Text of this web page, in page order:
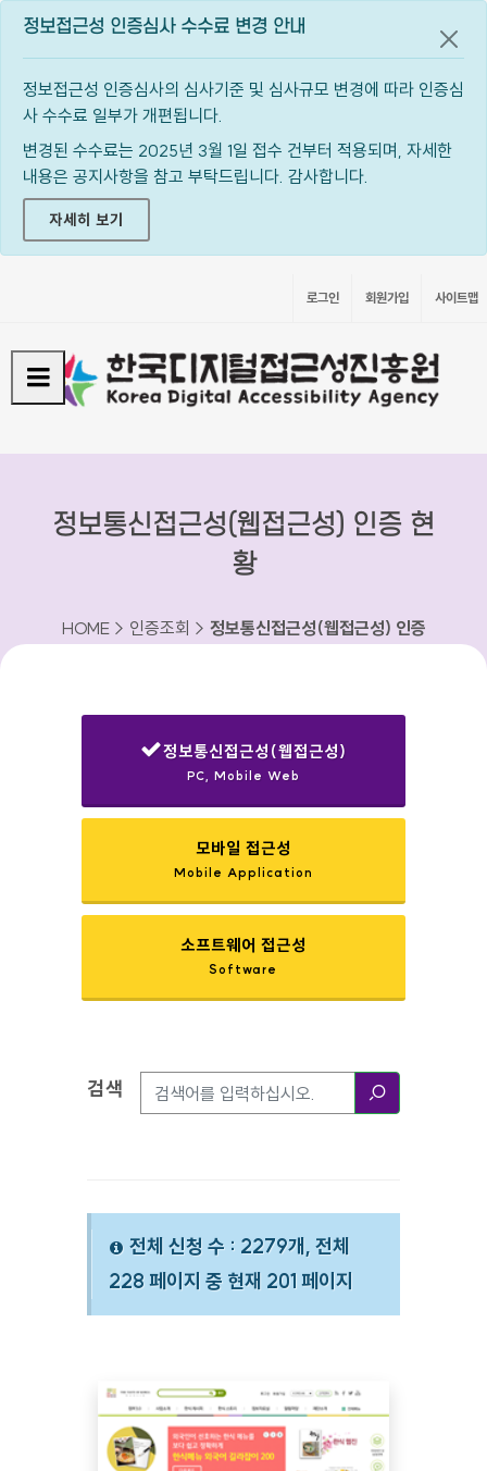
정보접근성 인증심사 수수료 변경 안내
정보접근성 인증심사의 심사기준 및 심사규모 변경에 따라 인증심
사 수수료 일부가 개편됩니다.
변경된 수수료는 2025년 3월 1일 접수 건부터 적용되며, 자세한
내용은 공지사항을 참고 부탁드립니다. 감사합니다.
자세히 보기
공지
로그인 회원가입 사이트맵
정보통신접근성(웹접근성) 인증 현
황
HOME > 인증조회 > 정보통신접근성(웹접근성) 인증
정보통신접근성(웹접근성)
PC, Mobile Web
모바일 접근성
Mobile Application
소프트웨어 접근성
Software
검색옵션
검색
전체 신청 수 : 2279개, 전체
228 페이지 중 현재 201 페이지